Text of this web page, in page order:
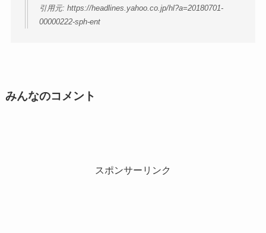
引用元: https://headlines.yahoo.co.jp/hl?a=20180701-
00000222-sph-ent
みんなのコメント
スポンサーリンク